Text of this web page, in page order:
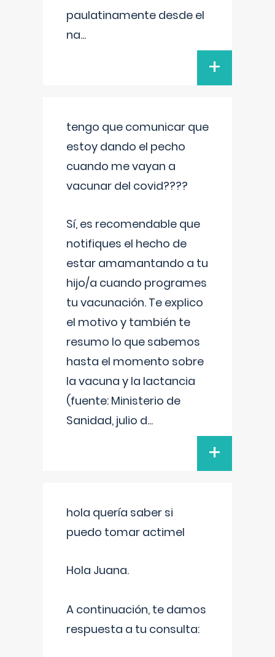
paulatinamente desde el
na...
+
tengo que comunicar que
estoy dando el pecho
cuando me vayan a
vacunar del covid????
Sí, es recomendable que
notifiques el hecho de
estar amamantando a tu
hijo/a cuando programes
tu vacunación. Te explico
el motivo y también te
resumo lo que sabemos
hasta el momento sobre
la vacuna y la lactancia
(fuente: Ministerio de
Sanidad, julio d...
+
hola quería saber si
puedo tomar actimel
Hola Juana.
A continuación, te damos
respuesta a tu consulta: